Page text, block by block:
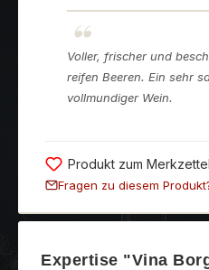
Voller, frischer und
reifen Beeren. Ein sehr
vollmundiger Wein.
Produkt zum
Fragen zu diesem
Expertise "Vina